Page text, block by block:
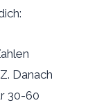
Danach
30-60